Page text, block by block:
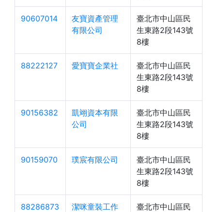
90607014
友寶資產管理
有限公司
臺北市中山區民
生東路2段143號
8樓
88222127 愛寶寶企業社
臺北市中山區民
生東路2段143號
8樓
90156382
凱翊資本有限
公司
臺北市中山區民
生東路2段143號
8樓
90159070 璞宸有限公司
臺北市中山區民
生東路2段143號
8樓
88286873
潔咪童裝工作
臺北市中山區民